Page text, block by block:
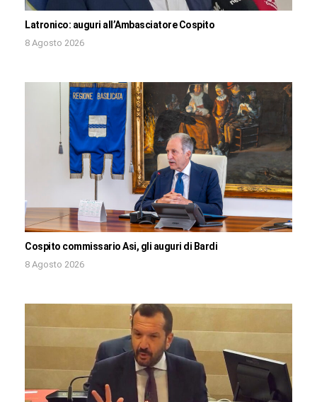
Latronico: auguri all’Ambasciatore Cospito
8 Agosto 2026
Cospito commissario Asi, gli auguri di Bardi
8 Agosto 2026